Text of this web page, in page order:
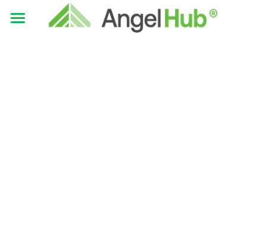
CATEGORÍAS DE BLOG